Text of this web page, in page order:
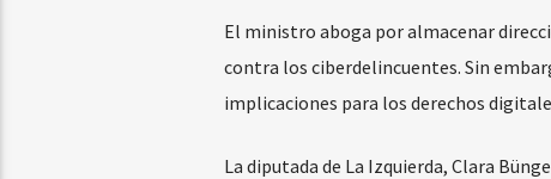
El ministro aboga por almacenar
contra los ciberdelincuentes. Sin
implicaciones para los derechos
La diputada de La Izquierda, Clara